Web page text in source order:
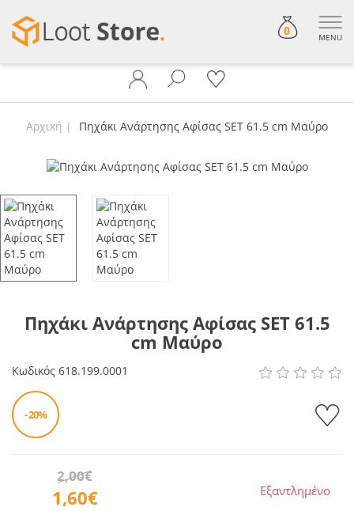
0 MENU
Αρχική Πηχάκι Ανάρτησης Αφίσας SET 61.5 cm Μαύρο
Πηχάκι Ανάρτησης Αφίσας SET 61.5
cm Μαύρο
Κωδικός 618.199.0001
- 20%
1,60€
2,00€
Εξαντλημένο